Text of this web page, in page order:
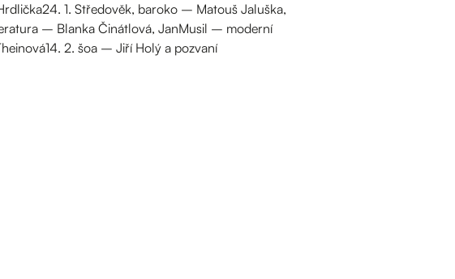
1. Středověk, baroko – Matouš Jaluška,
– Blanka Činátlová, JanMusil – moderní
2. šoa – Jiří Holý a pozvaní